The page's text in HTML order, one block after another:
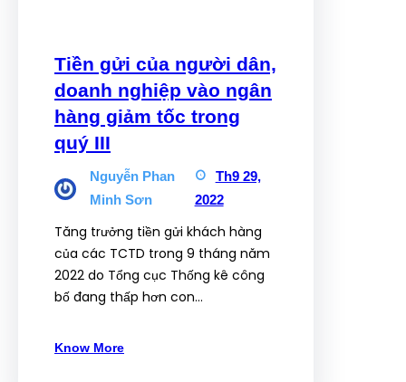
Tiền gửi của người dân,
doanh nghiệp vào ngân
hàng giảm tốc trong
quý III
Nguyễn Phan
Minh Sơn
Th9 29,
2022
Tăng trưởng tiền gửi khách hàng
của các TCTD trong 9 tháng năm
2022 do Tổng cục Thống kê công
bố đang thấp hơn con…
Know More